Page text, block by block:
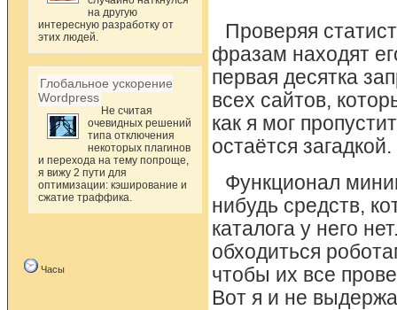
на другую
интересную разработку от
этих людей.
Глобальное ускорение
Wordpress
Не считая
очевидных решений
типа отключения
некоторых плагинов
и перехода на тему попроще,
я вижу 2 пути для
оптимизации: кэширование и
сжатие траффика.
Часы
Проверяя
фразам находят
первая десятка
всех сайтов,
как я мог
остаётся загадкой.
Функционал
нибудь средств,
каталога у него
обходиться
чтобы их все
Вот я и не